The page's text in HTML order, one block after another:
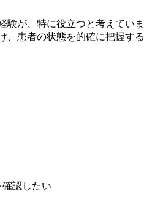
験が、特に役立つと考えていま
、患者の状態を的確に把握する
認したい